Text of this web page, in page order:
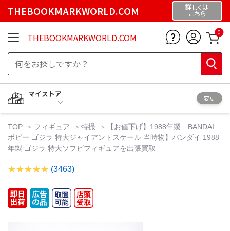
THEBOOKMARKWORLD.COM 詳しくは
こちら
THEBOOKMARKWORLD.COM 0
マイストア
変更
TOP フィギュア 特撮
【お値下げ】1988年製 BANDAI
ポピー ゴジラ 特大ジャイアントスケール 当時物】バンダイ 1988
年製 ゴジラ 特大ソフビフィギュアを出張買取
(3463)